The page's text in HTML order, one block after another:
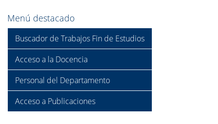
Menú destacado
Buscador de Trabajos Fin de Estudios
Acceso a la Docencia
Personal del Departamento
Acceso a Publicaciones